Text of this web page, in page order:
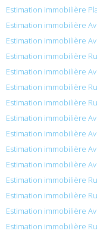
Estimation immobilière
Estimation immobilière
Estimation immobilière
Estimation immobilière
Estimation immobilière
Estimation immobilière
Estimation immobilière
Estimation immobilière
Estimation immobilière
Estimation immobilière
Estimation immobilière
Estimation immobilière
Estimation immobilière
Estimation immobilière
Estimation immobilière